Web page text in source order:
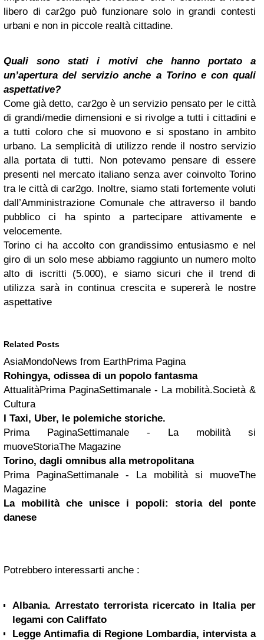
libero di car2go può funzionare solo in grandi contesti
urbani e non in piccole realtà cittadine.
Quali sono stati i motivi che hanno portato a
un’apertura del servizio anche a Torino e con quali
aspettative?
Come già detto, car2go è un servizio pensato per le città
di grandi/medie dimensioni e si rivolge a tutti i cittadini e
a tutti coloro che si muovono e si spostano in ambito
urbano. La semplicità di utilizzo rende il nostro servizio
alla portata di tutti. Non potevamo pensare di essere
presenti nel mercato italiano senza aver coinvolto Torino
tra le città di car2go. Inoltre, siamo stati fortemente voluti
dall’Amministrazione Comunale che attraverso il bando
pubblico ci ha spinto a partecipare attivamente e
velocemente.
Torino ci ha accolto con grandissimo entusiasmo e nel
giro di un solo mese abbiamo raggiunto un numero molto
alto di iscritti (5.000), e siamo sicuri che il trend di
utilizza sarà in continua crescita e supererà le nostre
aspettative
Related Posts
AsiaMondoNews from EarthPrima Pagina
Rohingya, odissea di un popolo fantasma
AttualitàPrima PaginaSettimanale - La mobilità.Società &
Cultura
I Taxi, Uber, le polemiche storiche.
Prima PaginaSettimanale - La mobilità si
muoveStoriaThe Magazine
Torino, dagli omnibus alla metropolitana
Prima PaginaSettimanale - La mobilità si muoveThe
Magazine
La mobilità che unisce i popoli: storia del ponte
danese
Potrebbero interessarti anche :
Albania. Arrestato terrorista ricercato in Italia per
legami con Califfato
Legge Antimafia di Regione Lombardia, intervista a